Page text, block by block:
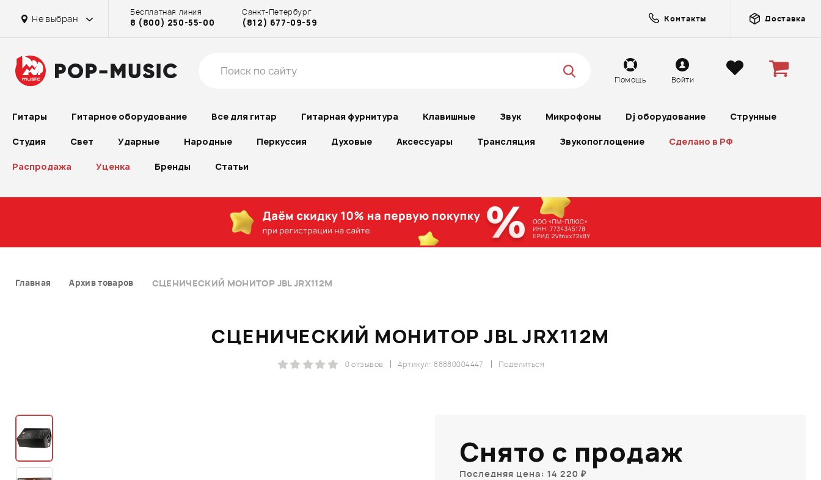
Не выбран
Бесплатная линия
8 (800) 250-55-00
Санкт-Петербург
(812) 677-09-59 Контакты Доставка
Помощь Войти
Гитары Гитарное оборудование Все для гитар Гитарная фурнитура Клавишные Звук Микрофоны Dj оборудование Струнные
Студия Свет Ударные Народные Перкуссия Духовые Аксессуары Трансляция Звукопоглощение Сделано в РФ
Распродажа Уценка Бренды Статьи
Главная Архив товаров СЦЕНИЧЕСКИЙ МОНИТОР JBL JRX112M
СЦЕНИЧЕСКИЙ МОНИТОР JBL JRX112M
Поделиться
Артикул: 88880004447
0 отзывов
Снято с продаж
Последняя цена: 14 220 ₽